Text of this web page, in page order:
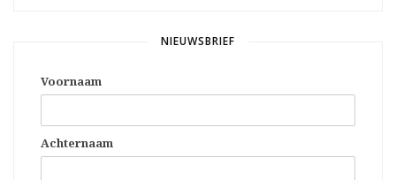
NIEUWSBRIEF
Voornaam
Achternaam